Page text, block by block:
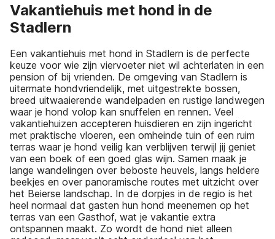
Vakantiehuis met hond in de
Stadlern
Een vakantiehuis met hond in Stadlern is de perfecte
keuze voor wie zijn viervoeter niet wil achterlaten in een
pension of bij vrienden. De omgeving van Stadlern is
uitermate hondvriendelijk, met uitgestrekte bossen,
breed uitwaaierende wandelpaden en rustige landwegen
waar je hond volop kan snuffelen en rennen. Veel
vakantiehuizen accepteren huisdieren en zijn ingericht
met praktische vloeren, een omheinde tuin of een ruim
terras waar je hond veilig kan verblijven terwijl jij geniet
van een boek of een goed glas wijn. Samen maak je
lange wandelingen over beboste heuvels, langs heldere
beekjes en over panoramische routes met uitzicht over
het Beierse landschap. In de dorpjes in de regio is het
heel normaal dat gasten hun hond meenemen op het
terras van een Gasthof, wat je vakantie extra
ontspannen maakt. Zo wordt de hond niet alleen